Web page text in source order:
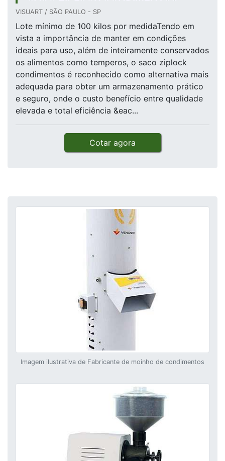
VISUART / SÃO PAULO - SP
Lote mínimo de 100 kilos por medidaTendo em
vista a importância de manter em condições
ideais para uso, além de inteiramente conservados
os alimentos como temperos, o saco ziplock
condimentos é reconhecido como alternativa mais
adequada para obter um armazenamento prático
e seguro, onde o custo benefício entre qualidade
elevada e total eficiência &eac...
Cotar agora
Imagem ilustrativa de Fabricante de moinho de condimentos